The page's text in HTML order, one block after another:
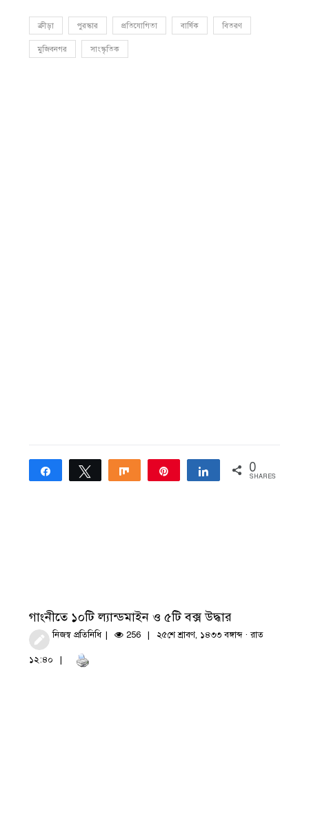
ক্রীড়া পুরস্কার প্রতিযোগিতা বার্ষিক বিতরণ
মুজিবনগর সাংস্কৃতিক
Share Tweet Share Share 0
SHARES
গাংনীতে ১০টি ল্যান্ডমাইন ও ৫টি বক্স উদ্ধার
নিজস্ব প্রতিনিধি 256 ২৫শে শ্রাবণ, ১৪৩৩ বঙ্গাব্দ · রাত
১২:৪০